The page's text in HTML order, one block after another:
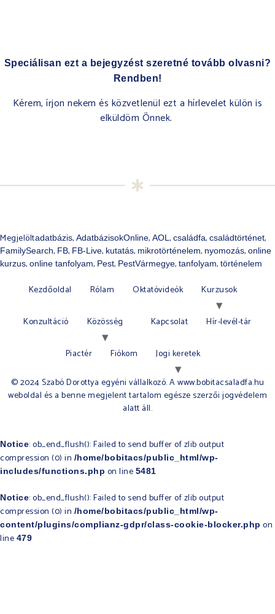
Speciálisan ezt a bejegyzést szeretné tovább olvasni?
Rendben!
Kérem, írjon nekem és közvetlenül ezt a hírlevelet külön is
elküldöm Önnek.
Megjelöltadatbázis, AdatbázisokOnline, AOL , családfa, családtörténet,
FamilySearch, FB, FB-Live, kutatás, mikrotörténelem, nyomozás, online
kurzus, online tanfolyam, Pest, PestVármegye, tanfolyam, történelem
Kezdőoldal Rólam Oktatóvideók Kurzusok
Konzultáció Közösség Kapcsolat Hír-levél-tár
Piactér Fiókom Jogi keretek
© 2024 Szabó Dorottya egyéni vállalkozó. A www.bobitacsaladfa.hu
weboldal és a benne megjelent tartalom egésze szerzői jogvédelem
alatt áll.​
Notice: ob_end_flush(): Failed to send buffer of zlib output
compression (0) in /home/bobitacs/public_html/wp-
includes/functions.php on line 5481
Notice: ob_end_flush(): Failed to send buffer of zlib output
compression (0) in /home/bobitacs/public_html/wp-
content/plugins/complianz-gdpr/class-cookie-blocker.php on
line 479